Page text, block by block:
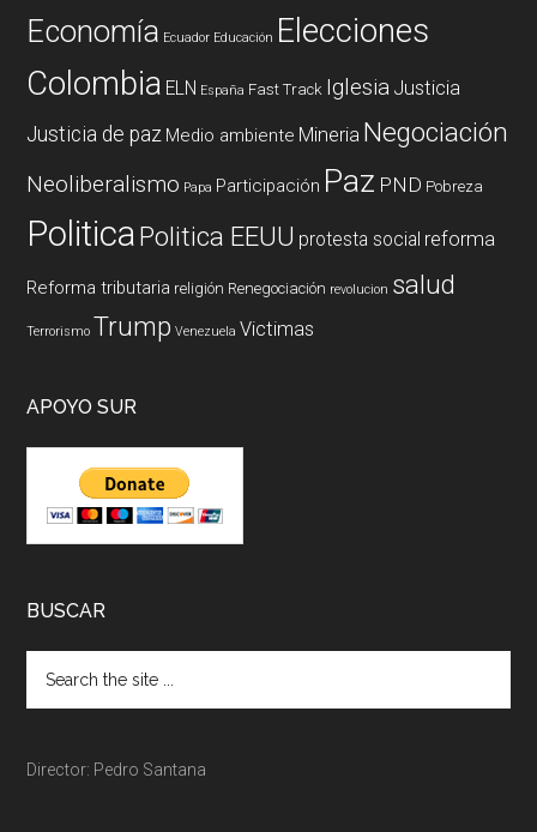
Economía Ecuador Educación Elecciones
Colombia ELN España Fast Track Iglesia Justicia
Justicia de paz Medio ambiente Mineria Negociación
Neoliberalismo Papa Participación Paz PND Pobreza
PoliticaPolitica EEUU protesta social reforma
Reforma tributaria religión Renegociación revolucion salud
Terrorismo Trump Venezuela Victimas
APOYO SUR
BUSCAR
Director: Pedro Santana